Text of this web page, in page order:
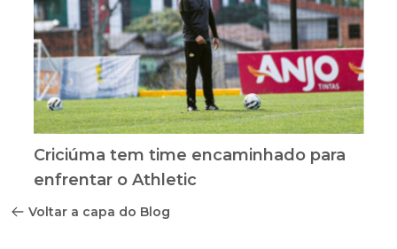
Criciúma tem time encaminhado para
enfrentar o Athletic
Voltar a capa do Blog